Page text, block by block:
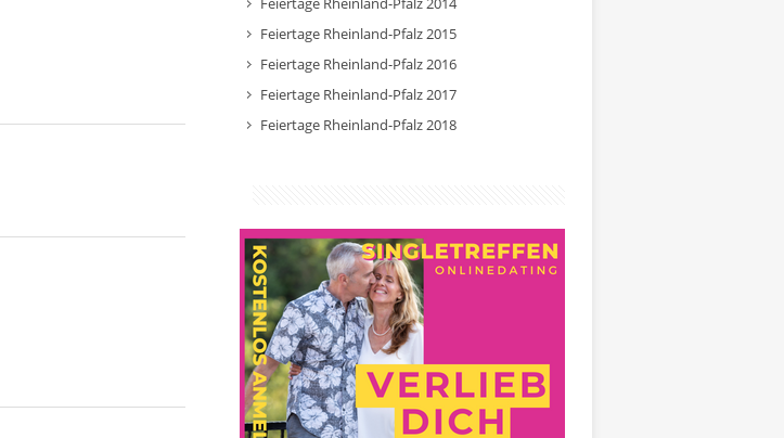
Feiertage Rheinland-Pfalz 2015
Feiertage Rheinland-Pfalz 2016
Feiertage Rheinland-Pfalz 2017
Feiertage Rheinland-Pfalz 2018